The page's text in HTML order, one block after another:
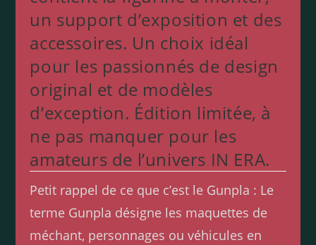
un support d’exposition et des
accessoires. Un choix idéal
pour les passionnés de design
original et de modèles
d’exception. Édition limitée, à
ne pas manquer pour les
amateurs de l’univers IN ERA.
Petit rappel de ce que c’est le Gunpla : Le
terme Gunpla désigne les maquettes de
méchant, personnages ou véhicules en